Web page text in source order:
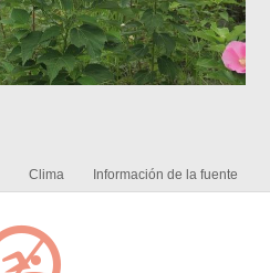
Clima Información de la fuente